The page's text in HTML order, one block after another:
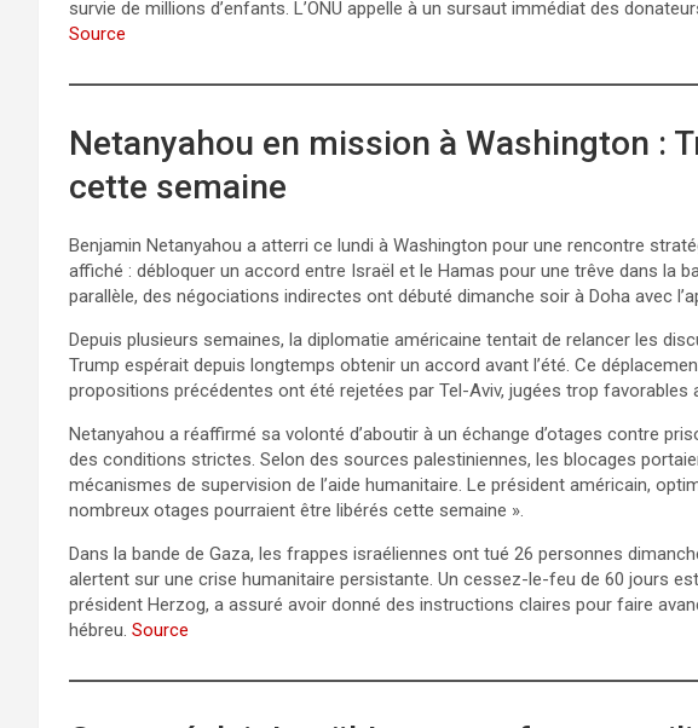
survie de millions d’enfants. L’ONU appelle à un sursaut immédiat des
Source
Netanyahou en mission à Washington :
cette semaine
Benjamin Netanyahou a atterri ce lundi à Washington pour une rencontre
affiché : débloquer un accord entre Israël et le Hamas pour une trêve dans la
parallèle, des négociations indirectes ont débuté dimanche soir à Doha avec
Depuis plusieurs semaines, la diplomatie américaine tentait de relancer les
Trump espérait depuis longtemps obtenir un accord avant l’été. Ce
propositions précédentes ont été rejetées par Tel-Aviv, jugées trop favorables
Netanyahou a réaffirmé sa volonté d’aboutir à un échange d’otages contre
des conditions strictes. Selon des sources palestiniennes, les blocages
mécanismes de supervision de l’aide humanitaire. Le président américain,
nombreux otages pourraient être libérés cette semaine ».
Dans la bande de Gaza, les frappes israéliennes ont tué 26 personnes
alertent sur une crise humanitaire persistante. Un cessez-le-feu de 60 jours
président Herzog, a assuré avoir donné des instructions claires pour faire
hébreu. Source